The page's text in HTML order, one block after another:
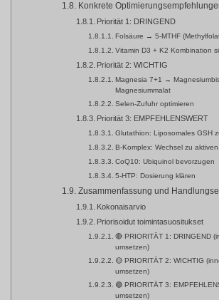
Konkrete
Priorität 1: DRINGEND
Folsäure → 5-MTHF
Vitamin D3 + K2 Kombination
Priorität 2: WICHTIG
Magnesia 7+1 →
Magnesiummalat
Selen-Zufuhr optimieren
Priorität 3: EMPFEHLENSWERT
Glutathion: Liposomales GSH
B-Komplex: Wechsel zu
CoQ10: Ubiquinol bevorzugen
5-HTP: Dosierung klären
Zusammenfassung und
Kokonaisarvio
Priorisoidut toimintasuositukset
🔴 PRIORITÄT 1: DRINGEND
umsetzen)
🟡 PRIORITÄT 2: WICHTIG
umsetzen)
🟢 PRIORITÄT 3:
umsetzen)